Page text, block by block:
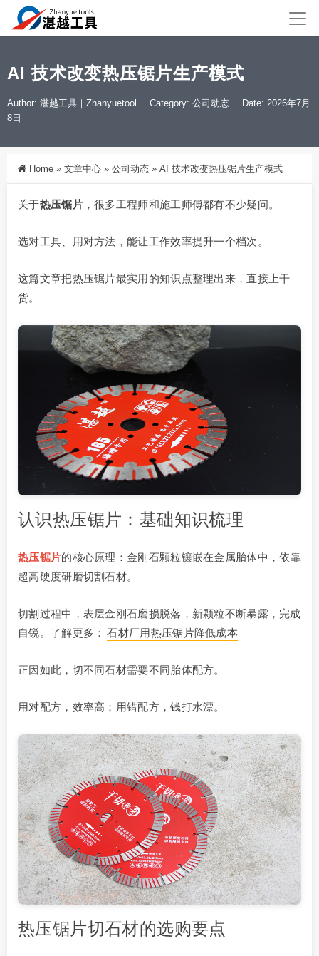
AI 技术改变热压锯片生产模式
Author: 湛越工具｜Zhanyuetool Category: 公司动态
Date: 2026年7月
8日
Home » 文章中心 » 公司动态 » AI 技术改变热压锯片生产模式
关于热压锯片，很多工程师和施工师傅都有不少疑问。
选对工具、用对方法，能让工作效率提升一个档次。
这篇文章把热压锯片最实用的知识点整理出来，直接上干
货。
认识热压锯片：基础知识梳理
热压锯片的核心原理：金刚石颗粒镶嵌在金属胎体中，依靠
超高硬度研磨切割石材。
切割过程中，表层金刚石磨损脱落，新颗粒不断暴露，完成
自锐。了解更多： 石材厂用热压锯片降低成本
正因如此，切不同石材需要不同胎体配方。
用对配方，效率高；用错配方，钱打水漂。
热压锯片切石材的选购要点